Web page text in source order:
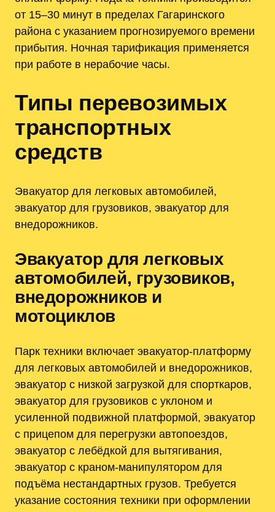
от 15–30 минут в пределах Гагаринского
района с указанием прогнозируемого времени
прибытия. Ночная тарификация применяется
при работе в нерабочие часы.
Типы перевозимых
транспортных
средств
Эвакуатор для легковых автомобилей,
эвакуатор для грузовиков, эвакуатор для
внедорожников.
Эвакуатор для легковых
автомобилей, грузовиков,
внедорожников и
мотоциклов
Парк техники включает эвакуатор-платформу
для легковых автомобилей и внедорожников,
эвакуатор с низкой загрузкой для спорткаров,
эвакуатор для грузовиков с уклоном и
усиленной подвижной платформой, эвакуатор
с прицепом для перегрузки автопоездов,
эвакуатор с лебёдкой для вытягивания,
эвакуатор с краном-манипулятором для
подъёма нестандартных грузов. Требуется
указание состояния техники при оформлении